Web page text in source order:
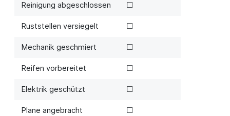
Reinigung abgeschlossen ☐
Ruststellen versiegelt ☐
Mechanik geschmiert ☐
Reifen vorbereitet ☐
Elektrik geschützt ☐
Plane angebracht ☐